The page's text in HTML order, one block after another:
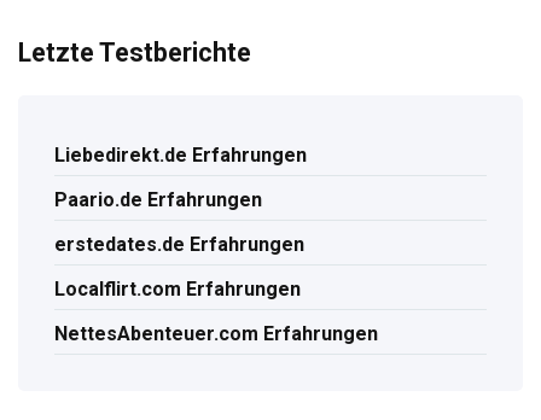
Letzte Testberichte
Liebedirekt.de Erfahrungen
Paario.de Erfahrungen
erstedates.de Erfahrungen
Localflirt.com Erfahrungen
NettesAbenteuer.com Erfahrungen